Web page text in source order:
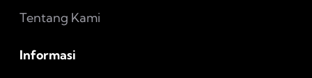
Tentang Kami
Informasi